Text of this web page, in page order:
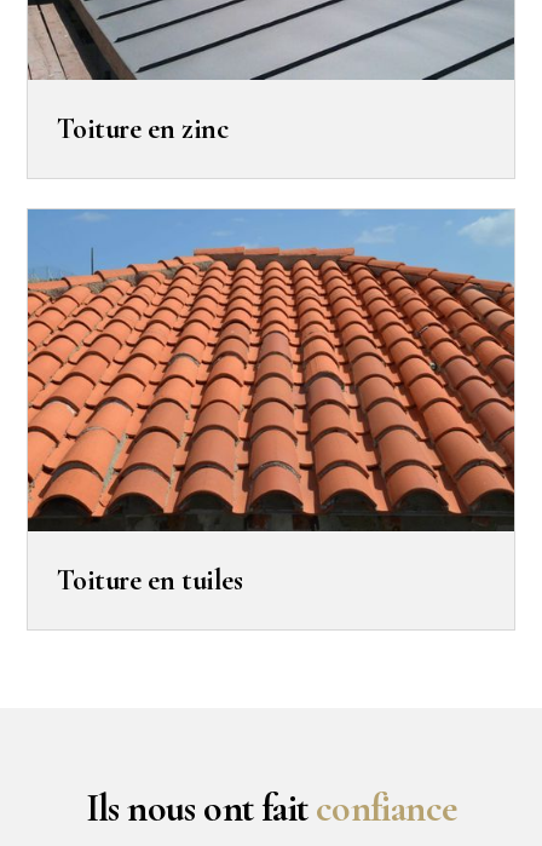
Toiture en zinc
Toiture en tuiles
Ils nous ont faitconfiance